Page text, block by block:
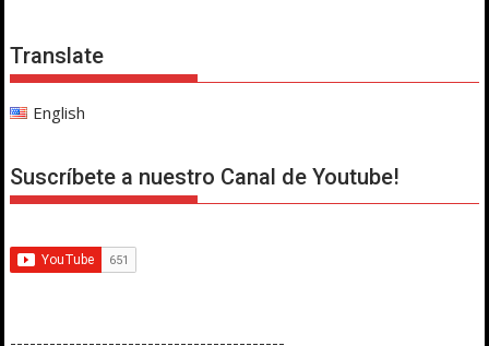
Translate
English
Suscríbete a nuestro Canal de Youtube!
------------------------------------------